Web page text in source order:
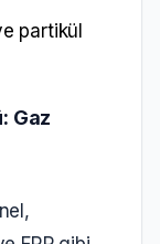
partikül
Gaz